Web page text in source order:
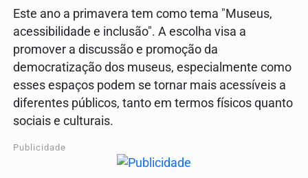
Este ano a primavera tem como tema "Museus,
acessibilidade e inclusão". A escolha visa a
promover a discussão e promoção da
democratização dos museus, especialmente como
esses espaços podem se tornar mais acessíveis a
diferentes públicos, tanto em termos físicos quanto
sociais e culturais.
Publicidade